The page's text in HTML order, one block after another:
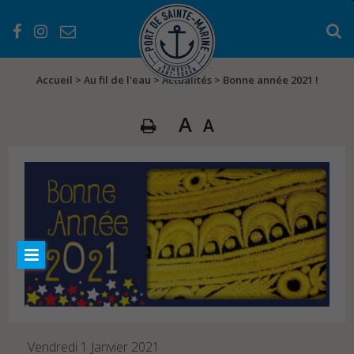
Accueil > Au fil de l'eau >Actualités> Bonne année 2021 !
A A
Vendredi 1 Janvier 2021
PRÉSENTATION
Les services
Les équipements
L’histoire du port
EN PRATIQUE
Les atouts du Port
Règlementations